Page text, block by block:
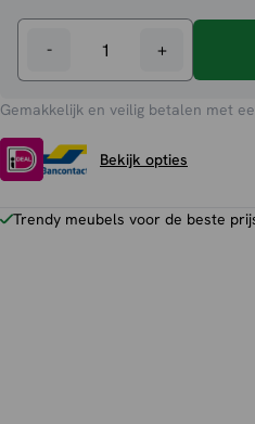
-
Jane
aantal
+
Gemakkelijk en veilig betalen met
Bekijk opties
Trendy meubels voor de beste